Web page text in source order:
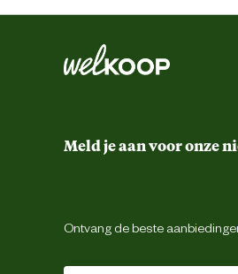
Meld je aan voor onze
Ontvang de beste